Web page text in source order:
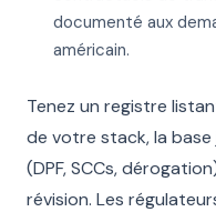
documenté aux
américain.
Tenez un registre
de votre stack, la
(DPF, SCCs,
révision. Les